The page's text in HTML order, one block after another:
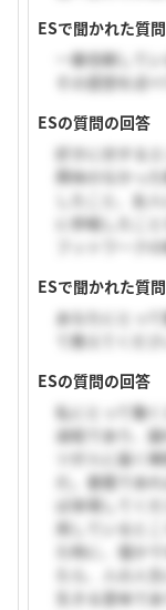
ESで聞かれた質問
一番信頼して
その感想を述
ESの質問の回答
好きに対する
興味のなかっ
したこと、友
に参戦したこ
フットワーク
ESで聞かれた質問
あなたにとっ
て教えてくださ
ESの質問の回答
私にとって働
過程であり、
ツが人に届く
だ。書籍であ
ば来場してく
用していると
た時に、僅か
たら、人の人
生きる意味で